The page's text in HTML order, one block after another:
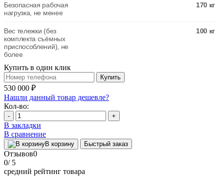
Безопасная рабочая
нагрузка, не менее
170 кг
Вес тележки (без
комплекта съёмных
приспособлений), не
более
100 кг
Купить в один клик
Купить
530 000 ₽
Нашли данный товар дешевле?
Кол-во:
- +
В закладки
В сравнение
В корзину Быстрый заказ
Отзывов0
0/ 5
средний рейтинг товара